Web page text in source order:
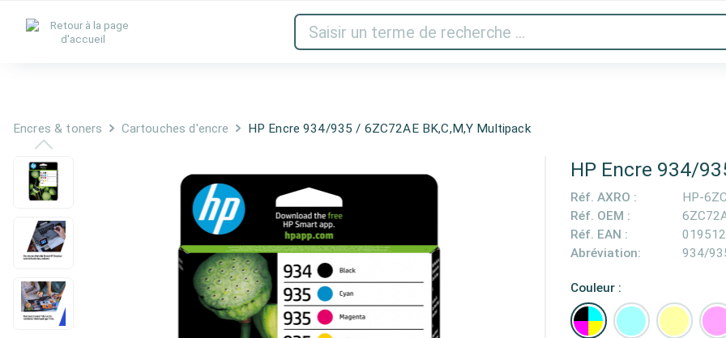
Audio et vidéo Imprimantes & scanner
Encres & toners Cartouches d'encre HP Encre 934/935 / 6ZC72AE BK,C,M,Y Multipack
HP Encre 934/
Réf. AXRO :
HP-
Réf. OEM :
Réf. EAN :
Abréviation:
934/
Couleur :